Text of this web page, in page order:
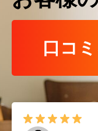
口コ